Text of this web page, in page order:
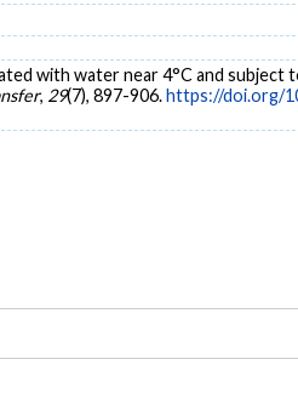
with water near 4°C and subject
, 29(7), 897-906.https://doi.org/